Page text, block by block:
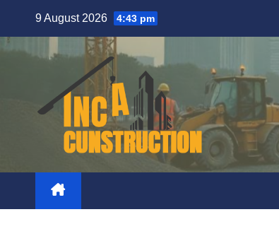
content
9 August 2026 4:43 pm